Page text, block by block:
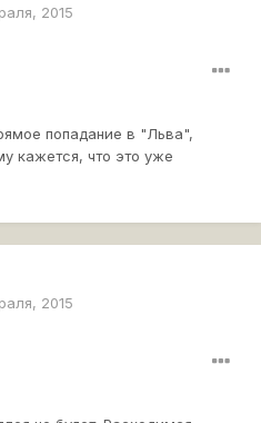
2015
попадание в "Льва",
кажется, что это уже
2015